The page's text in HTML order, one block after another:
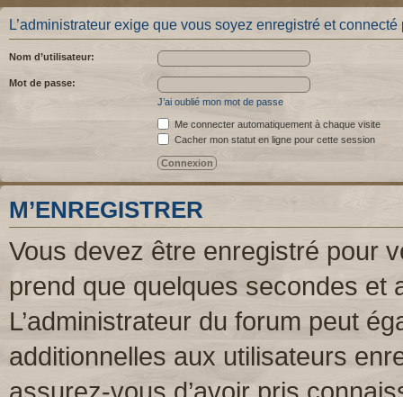
L’administrateur exige que vous soyez enregistré et
Nom d’utilisateur:
Mot de passe:
J’ai oublié mon mot de passe
Me connecter automatiquement à chaque visite
Cacher mon statut en ligne pour cette session
M’ENREGISTRER
Vous devez être enregistré pour
prend que quelques secondes et
L’administrateur du forum peut
additionnelles aux utilisateurs
assurez-vous d’avoir pris